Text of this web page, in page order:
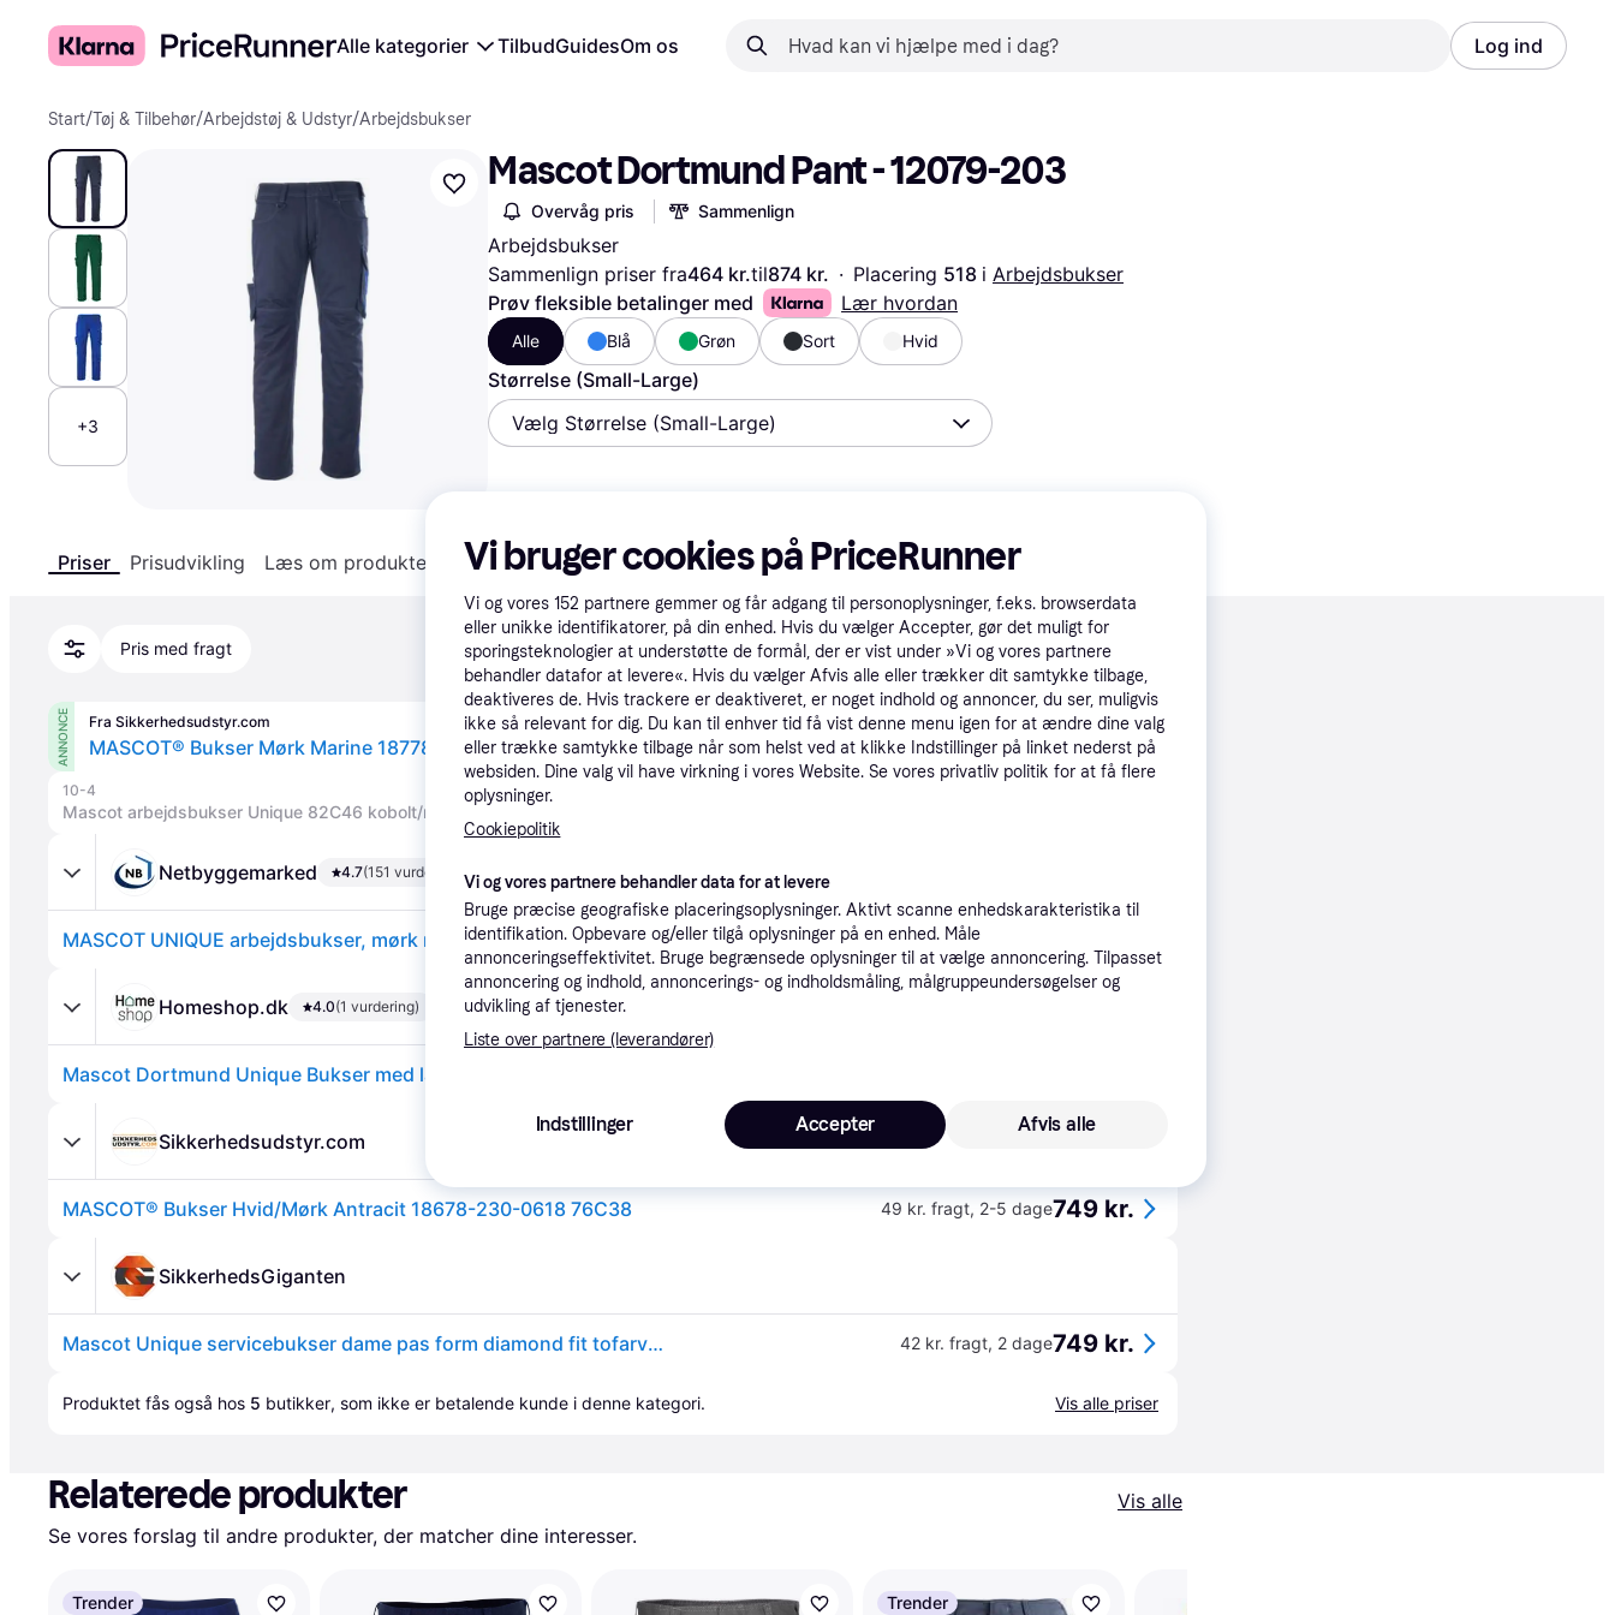
Alle kategorier TilbudGuidesOm os Log ind
Start/Tøj & Tilbehør/Arbejdstøj & Udstyr/Arbejdsbukser
+3
Mascot Dortmund Pant - 12079-203
Overvåg pris Sammenlign
Arbejdsbukser
Sammenlign priser fra464 kr.til874 kr. · Placering 518 i Arbejdsbukser
Prøv fleksible betalinger med
Lær hvordan
Alle Blå Grøn Sort Hvid
Størrelse (Small-Large)
Vælg Størrelse (Small-Large)
Priser Prisudvikling Læs om produktet Specifikationer
Pris med fragt Promoveret
ANNONCE Fra Sikkerhedsudstyr.com
MASCOT® Bukser Mørk Marine 18778-230-010 76C46 49 kr. fragt,2-5 dage749 kr.
10-4
Netbyggemarked 4.7(151 vurderinger)
MASCOT UNIQUE arbejdsbukser, mørk marine - 76C46 74 kr. fragt,1-3 dage
Homeshop.dk 4.0(1 vurdering)
Mascot Dortmund Unique Bukser med lårlommer 12079-203
Sikkerhedsudstyr.com
MASCOT® Bukser Hvid/Mørk Antracit 18678-230-0618 76C38 49 kr. fragt, 2-5 dage749 kr.
SikkerhedsGiganten
Mascot Unique servicebukser dame pas form diamond fit tofarvet 18678-230 - kobolt/mørk marine / 82C46 | Bukser | Bukser | Diamond fit 42 kr. fragt, 2 dage749 kr.
Produktet fås også hos 5 butikker, som ikke er betalende kunde i denne kategori. Vis alle priser
Relaterede produkter
Vis alle
Se vores forslag til andre produkter, der matcher dine interesser.
Trender Trender
Vi bruger cookies på PriceRunner
Vi og vores 152 partnere gemmer og får adgang til personoplysninger, f.eks. browserdata
eller unikke identifikatorer, på din enhed. Hvis du vælger Accepter, gør det muligt for
sporingsteknologier at understøtte de formål, der er vist under »Vi og vores partnere
behandler datafor at levere«. Hvis du vælger Afvis alle eller trækker dit samtykke tilbage,
deaktiveres de. Hvis trackere er deaktiveret, er noget indhold og annoncer, du ser, muligvis
ikke så relevant for dig. Du kan til enhver tid få vist denne menu igen for at ændre dine valg
eller trække samtykke tilbage når som helst ved at klikke Indstillinger på linket nederst på
websiden. Dine valg vil have virkning i vores Website. Se vores privatliv politik for at få flere
oplysninger.
Cookiepolitik
Vi og vores partnere behandler data for at levere
Bruge præcise geografiske placeringsoplysninger. Aktivt scanne enhedskarakteristika til
identifikation. Opbevare og/eller tilgå oplysninger på en enhed. Måle
annonceringseffektivitet. Bruge begrænsede oplysninger til at vælge annoncering. Tilpasset
annoncering og indhold, annoncerings- og indholdsmåling, målgruppeundersøgelser og
udvikling af tjenester.
Liste over partnere (leverandører)
Indstillinger Afvis alle
Accepter